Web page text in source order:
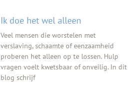
Ik doe het wel alleen
Veel mensen die worstelen met
verslaving, schaamte of eenzaamheid
proberen het alleen op te lossen. Hulp
vragen voelt kwetsbaar of onveilig. In dit
blog schrijf